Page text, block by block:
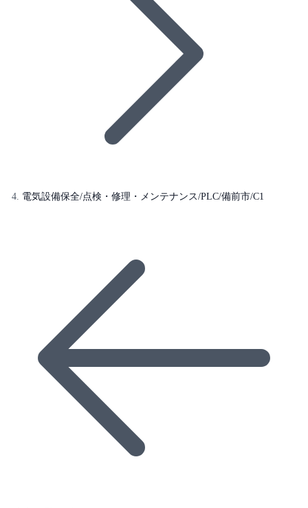
電気設備保全/点検・修理・メンテナンス/PLC/備前市/C1